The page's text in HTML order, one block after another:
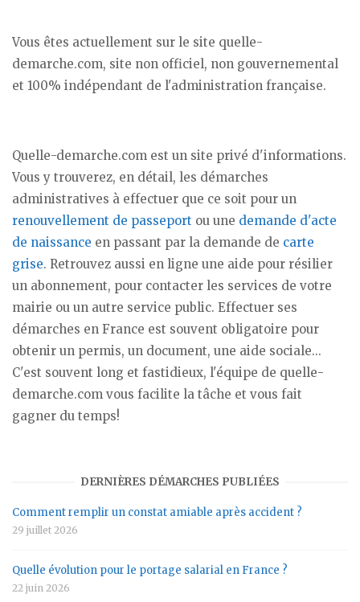
Vous êtes actuellement sur le site quelle-
demarche.com, site non officiel, non gouvernemental
et 100% indépendant de l'administration française.
Quelle-demarche.com est un site privé d'informations.
Vous y trouverez, en détail, les démarches
administratives à effectuer que ce soit pour un
renouvellement de passeport ou une demande d'acte
de naissance en passant par la demande de carte
grise. Retrouvez aussi en ligne une aide pour résilier
un abonnement, pour contacter les services de votre
mairie ou un autre service public. Effectuer ses
démarches en France est souvent obligatoire pour
obtenir un permis, un document, une aide sociale...
C'est souvent long et fastidieux, l'équipe de quelle-
demarche.com vous facilite la tâche et vous fait
gagner du temps!
DERNIÈRES DÉMARCHES PUBLIÉES
Comment remplir un constat amiable après accident ?
29 juillet 2026
Quelle évolution pour le portage salarial en France ?
22 juin 2026